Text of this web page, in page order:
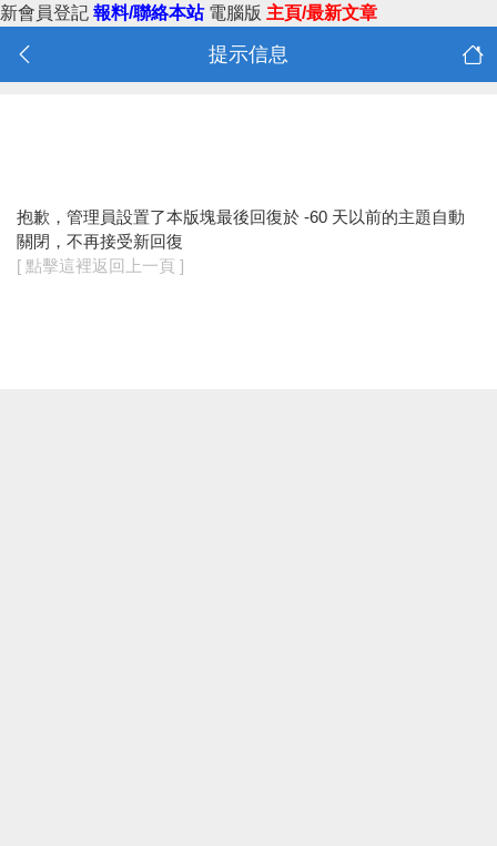
新會員登記 報料/聯絡本站 電腦版 主頁/最新文章
提示信息
抱歉，管理員設置了本版塊最後回復於 -60 天以前的主題自動
關閉，不再接受新回復
[ 點擊這裡返回上一頁 ]